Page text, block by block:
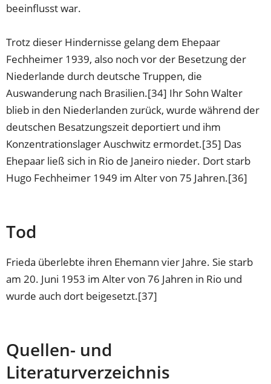
beeinflusst war.
Trotz dieser Hindernisse gelang dem Ehepaar
Fechheimer 1939, also noch vor der Besetzung der
Niederlande durch deutsche Truppen, die
Auswanderung nach Brasilien.[34] Ihr Sohn Walter
blieb in den Niederlanden zurück, wurde während der
deutschen Besatzungszeit deportiert und ihm
Konzentrationslager Auschwitz ermordet.[35] Das
Ehepaar ließ sich in Rio de Janeiro nieder. Dort starb
Hugo Fechheimer 1949 im Alter von 75 Jahren.[36]
Tod
Frieda überlebte ihren Ehemann vier Jahre. Sie starb
am 20. Juni 1953 im Alter von 76 Jahren in Rio und
wurde auch dort beigesetzt.[37]
Quellen- und
Literaturverzeichnis